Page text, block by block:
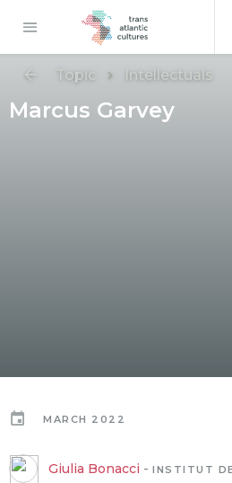
Topic Intellectuals
Marcus Garvey
MARCH 2022
Giulia Bonacci - INSTITUT